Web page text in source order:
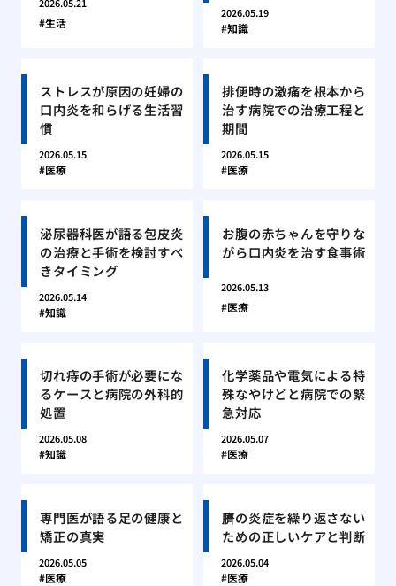
2026.05.21
生活
2026.05.19
知識
ストレスが原因の妊婦の
口内炎を和らげる生活習
慣
2026.05.15
医療
排便時の激痛を根本から
治す病院での治療工程と
期間
2026.05.15
医療
泌尿器科医が語る包皮炎
の治療と手術を検討すべ
きタイミング
2026.05.14
知識
お腹の赤ちゃんを守りな
がら口内炎を治す食事術
2026.05.13
医療
切れ痔の手術が必要にな
るケースと病院の外科的
処置
2026.05.08
知識
化学薬品や電気による特
殊なやけどと病院での緊
急対応
2026.05.07
医療
専門医が語る足の健康と
矯正の真実
2026.05.05
医療
臍の炎症を繰り返さない
ための正しいケアと判断
2026.05.04
医療